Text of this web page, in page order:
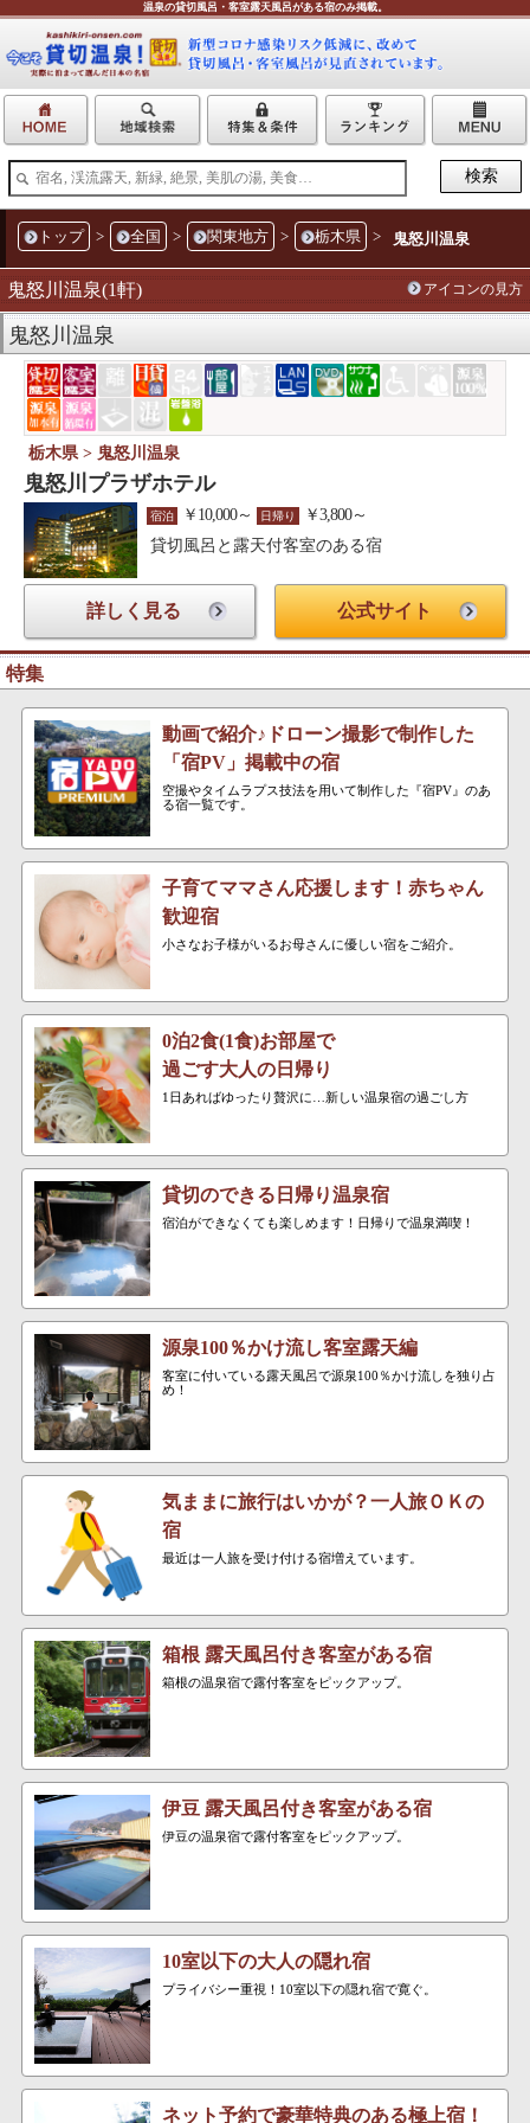
温泉の貸切風呂・客室露天風呂がある宿のみ掲載。
トップ > 全国 > 関東地方 > 栃木県 > 鬼怒川温泉
鬼怒川温泉(1軒) アイコンの見方
鬼怒川温泉
栃木県 > 鬼怒川温泉
鬼怒川プラザホテル
宿泊 ￥10,000～ 日帰り
￥3,800～
貸切風呂と露天付客室のある宿
詳しく見る 公式サイト
特集
動画で紹介♪ドローン撮影で制作した
「宿PV」掲載中の宿
空撮やタイムラプス技法を用いて制作した『宿PV』のあ
る宿一覧です。
子育てママさん応援します！赤ちゃん
歓迎宿
小さなお子様がいるお母さんに優しい宿をご紹介。
0泊2食(1食)お部屋で
過ごす大人の日帰り
1日あればゆったり贅沢に…新しい温泉宿の過ごし方
貸切のできる日帰り温泉宿
宿泊ができなくても楽しめます！日帰りで温泉満喫！
源泉100％かけ流し客室露天編
客室に付いている露天風呂で源泉100％かけ流しを独り占
め！
気ままに旅行はいかが？一人旅ＯＫの
宿
最近は一人旅を受け付ける宿増えています。
箱根 露天風呂付き客室がある宿
箱根の温泉宿で露付客室をピックアップ。
伊豆 露天風呂付き客室がある宿
伊豆の温泉宿で露付客室をピックアップ。
10室以下の大人の隠れ宿
プライバシー重視！10室以下の隠れ宿で寛ぐ。
ネット予約で豪華特典のある極上宿！